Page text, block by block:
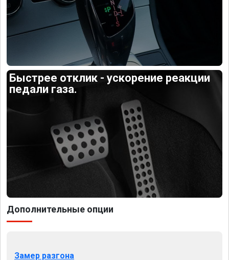
Быстрее отклик - ускорение реакции
педали газа.
Дополнительные опции
Замер разгона